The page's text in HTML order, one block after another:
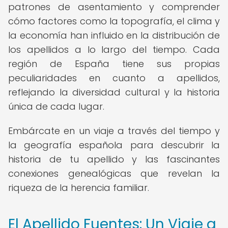
patrones de asentamiento y comprender
cómo factores como la topografía, el clima y
la economía han influido en la distribución de
los apellidos a lo largo del tiempo. Cada
región de España tiene sus propias
peculiaridades en cuanto a apellidos,
reflejando la diversidad cultural y la historia
única de cada lugar.
Embárcate en un viaje a través del tiempo y
la geografía española para descubrir la
historia de tu apellido y las fascinantes
conexiones genealógicas que revelan la
riqueza de la herencia familiar.